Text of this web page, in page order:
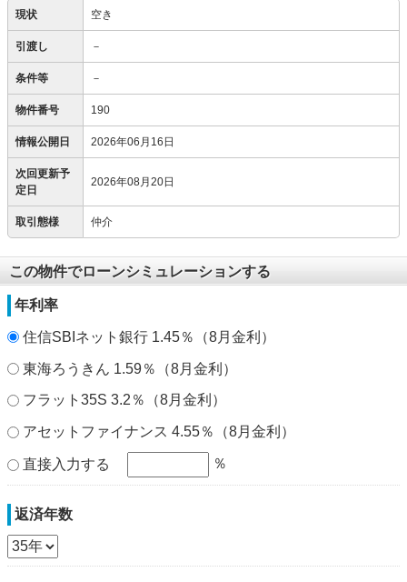
現状 空き
引渡し －
条件等 －
物件番号 190
情報公開日 2026年06月16日
次回更新予
定日
2026年08月20日
取引態様 仲介
この物件でローンシミュレーションする
年利率
住信SBIネット銀行 1.45％（8月金利）
東海ろうきん 1.59％（8月金利）
フラット35S 3.2％（8月金利）
アセットファイナンス 4.55％（8月金利）
直接入力する ％
返済年数